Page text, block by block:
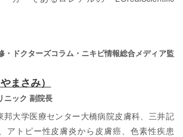
・ドクターズコラム・ニキビ情報総合メディア監
まさみ）
ニック 副院長
邦大学医療センター大橋病院皮膚科、三井記
アトピー性皮膚炎から皮膚癌、色素性疾患